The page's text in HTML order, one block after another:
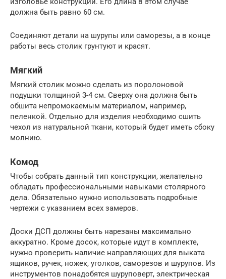
должна быть равно 60 см.
Соединяют детали на шурупы или саморезы, а в конце
работы весь столик грунтуют и красят.
Мягкий
Мягкий столик можно сделать из поролоновой
подушки толщиной 3-4 см. Сверху она должна быть
обшита непромокаемым материалом, например,
пеленкой. Отдельно для изделия необходимо сшить
чехол из натуральной ткани, который будет иметь сбоку
молнию.
Комод
Чтобы собрать данный тип конструкции, желательно
обладать профессиональными навыками столярного
дела. Обязательно нужно использовать подробные
чертежи с указанием всех замеров.
Доски ДСП должны быть нарезаны максимально
аккуратно. Кроме досок, которые идут в комплекте,
нужно проверить наличие направляющих для выката
ящиков, ручек, ножек, уголков, саморезов и шурупов. Из
инструментов понадобятся шуруповерт, электрическая